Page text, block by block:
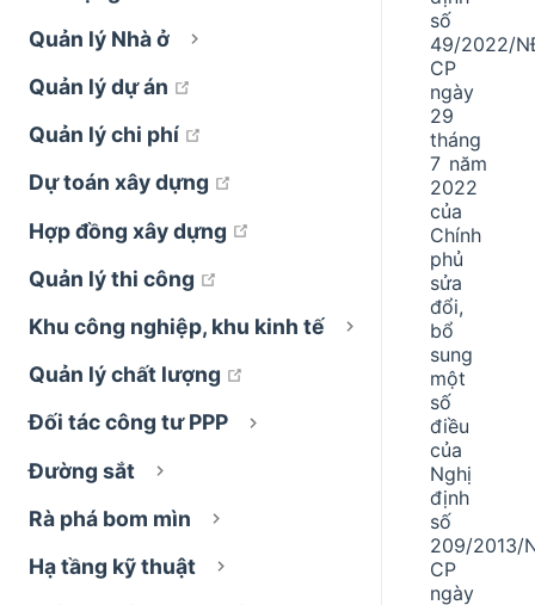
Quản lý Nhà ở
Quản lý dự án
Quản lý chi phí
Dự toán xây dựng
open in new window
Hợp đồng xây dựng
open in new window
Quản lý thi công
Khu công nghiệp, khu kinh tế
Quản lý chất lượng
open in new window
Đối tác công tư PPP
Đường sắt
Rà phá bom mìn
Hạ tầng kỹ thuật
số
49/2022/
CP
ngày
29
tháng
7 năm
2022
của
Chính
phủ
sửa
đổi,
bổ
sung
một
số
điều
của
Nghị
định
số
209/2013/
CP
ngày